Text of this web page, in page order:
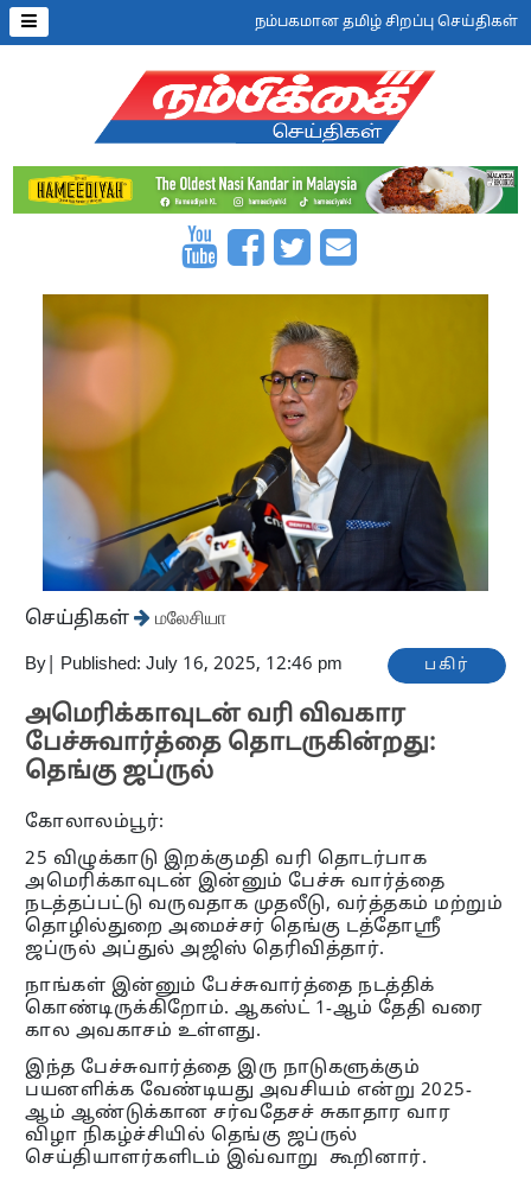
நம்பகமான தமிழ் சிறப்பு செய்திகள்
செய்திகள் மலேசியா
By Published: July 16, 2025, 12:46 pm பகிர்
அமெரிக்காவுடன் வரி விவகார
பேச்சுவார்த்தை தொடருகின்றது:
தெங்கு ஜப்ருல்
கோலாலம்பூர்:
25 விழுக்காடு இறக்குமதி வரி தொடர்பாக
அமெரிக்காவுடன் இன்னும் பேச்சு வார்த்தை
நடத்தப்பட்டு வருவதாக முதலீடு, வர்த்தகம் மற்றும்
தொழில்துறை அமைச்சர் தெங்கு டத்தோஶ்ரீ
ஜப்ருல் அப்துல் அஜிஸ் தெரிவித்தார்.
நாங்கள் இன்னும் பேச்சுவார்த்தை நடத்திக்
கொண்டிருக்கிறோம். ஆகஸ்ட் 1-ஆம் தேதி வரை
கால அவகாசம் உள்ளது.
இந்த பேச்சுவார்த்தை இரு நாடுகளுக்கும்
பயனளிக்க வேண்டியது அவசியம் என்று 2025-
ஆம் ஆண்டுக்கான சர்வதேசச் சுகாதார வார
விழா நிகழ்ச்சியில் தெங்கு ஜப்ருல்
செய்தியாளர்களிடம் இவ்வாறு கூறினார்.